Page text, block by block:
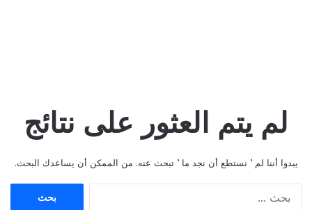
لم يتم العثور على نتائج
يبدوا أننا لم ’ نستطع أن نجد ما ’ تبحث عنه. من الممكن أن يساعدك البحث.